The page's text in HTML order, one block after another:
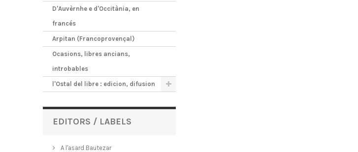
D'Auvèrnhe e d'Occitània, en
francés
Arpitan (Francoprovençal)
Ocasions, libres ancians,
introbables
l'Ostal del libre : edicion, difusion
EDITORS / LABELS
A l'asard Bautezar